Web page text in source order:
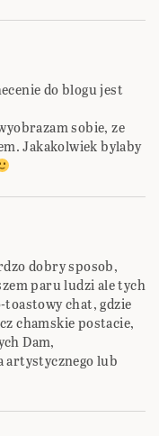
do blogu jest
sobie, ze
Jakakolwiek bylaby
dobry sposob,
paru ludzi ale tych
toastowy chat, gdzie
chamskie postacie,
Dam,
artystycznego lub